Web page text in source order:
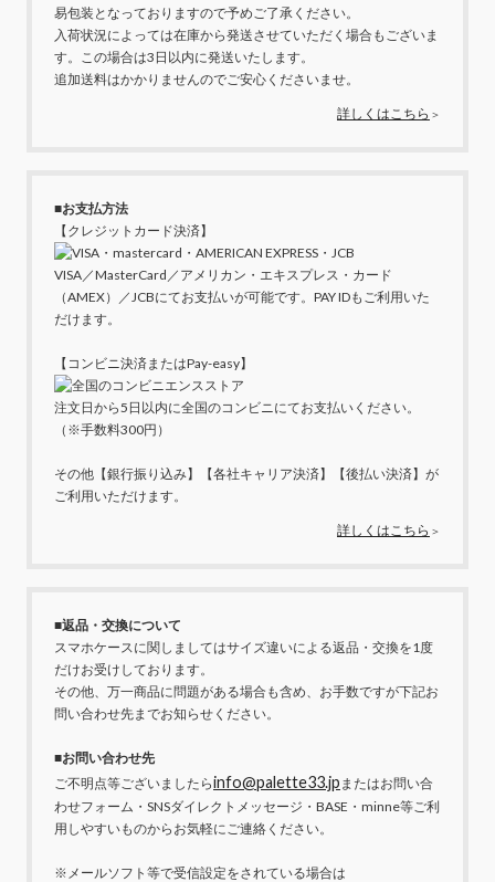
易包装となっておりますので予めご了承ください。
入荷状況によっては在庫から発送させていただく場合もございま
す。この場合は3日以内に発送いたします。
追加送料はかかりませんのでご安心くださいませ。
詳しくはこちら ＞
■お支払方法
【クレジットカード決済】
VISA／MasterCard／アメリカン・エキスプレス・カード
（AMEX）／JCBにてお支払いが可能です。PAY IDもご利用いた
だけます。
【コンビニ決済またはPay-easy】
注文日から5日以内に全国のコンビニにてお支払いください。
（※手数料300円）
その他【銀行振り込み】【各社キャリア決済】【後払い決済】が
ご利用いただけます。
詳しくはこちら ＞
■返品・交換について
スマホケースに関しましてはサイズ違いによる返品・交換を1度
だけお受けしております。
その他、万一商品に問題がある場合も含め、お手数ですが下記お
問い合わせ先までお知らせください。
■お問い合わせ先
ご不明点等ございましたらinfo@palette33.jp またはお問い合
わせフォーム・SNSダイレクトメッセージ・BASE・minne等ご利
用しやすいものからお気軽にご連絡ください。
※メールソフト等で受信設定をされている場合は